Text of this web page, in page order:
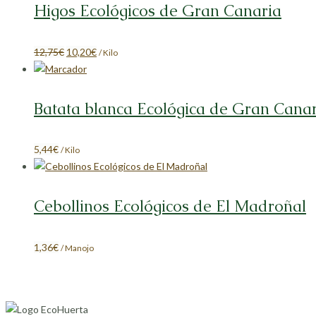
Higos Ecológicos de Gran Canaria
12,75€ El
precio
12,75€.
10,20€El
10,20€.
/ Kilo
Batata blanca Ecológica de Gran
5,44€ / Kilo
Cebollinos Ecológicos de El Madroñal
1,36€ / Manojo